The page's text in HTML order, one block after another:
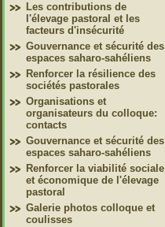
Les contributions de
l'élevage pastoral et les
facteurs d'insécurité
Gouvernance et sécurité des
espaces saharo-sahéliens
Renforcer la résilience des
sociétés pastorales
Organisations et
organisateurs du colloque:
contacts
Gouvernance et sécurité des
espaces saharo-sahéliens
Renforcer la viabilité sociale
et économique de l'élevage
pastoral
Galerie photos colloque et
coulisses